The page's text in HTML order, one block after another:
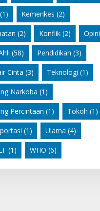
(1) Kemenkes (2)
(2) Konflik(2) Opini
(58) Pendidikan (3)
Cinta (3) Teknologi (1)
Narkoba (1)
Percintaan (1) Tokoh (1)
(1) Ulama (4)
(1) WHO (6)